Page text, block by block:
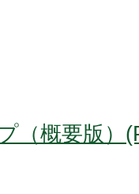
（概要版）